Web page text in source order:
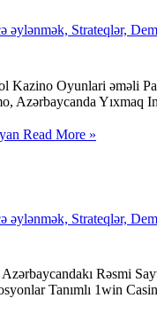
əylənmək,
Oyunlari əməli
Azərbaycanda
Read More »
əylənmək,
Rəsmi
Tanımlı 1win